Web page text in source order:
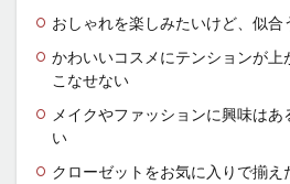
おしゃれを楽しみたいけど、似合
かわいいコスメにテンションが
こなせない
メイクやファッションに興味は
い
クローゼットをお気に入りで揃え